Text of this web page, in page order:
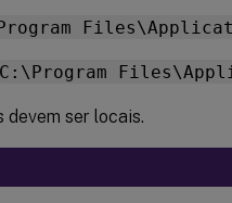
C:\Program
devem ser locais.